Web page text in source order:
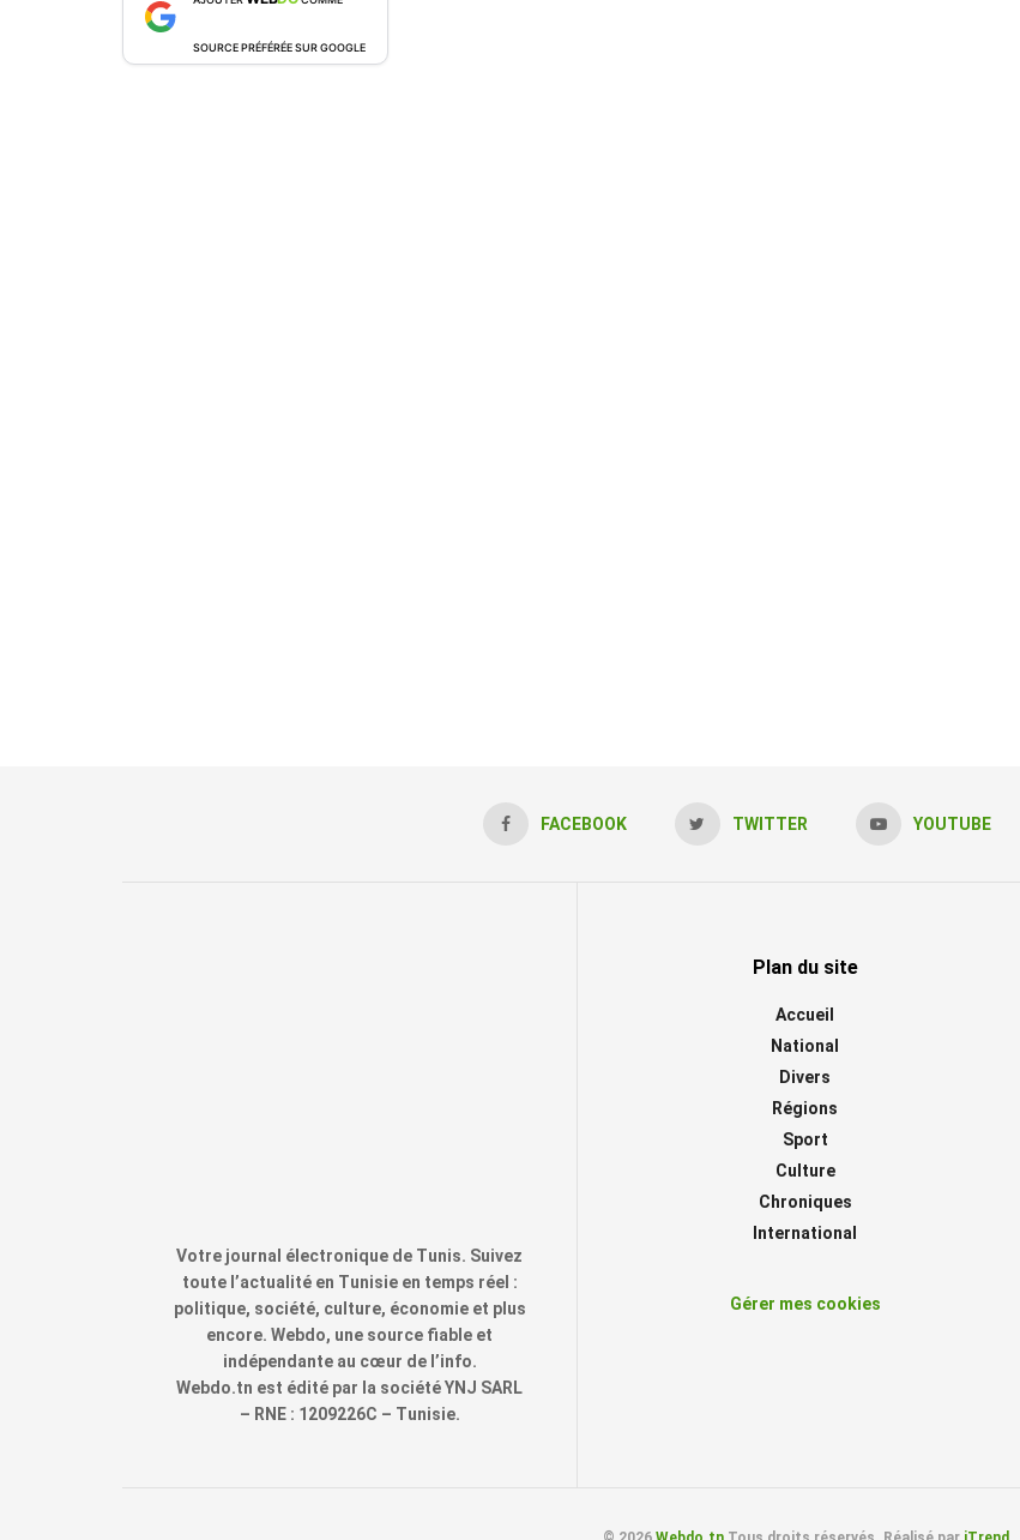
SOURCE PRÉFÉRÉE SUR GOOGLE
FACEBOOK TWITTER YOUTUBE
Votre journal électronique de Tunis. Suivez
toute l’actualité en Tunisie en temps réel :
politique, société, culture, économie et plus
encore. Webdo, une source fiable et
indépendante au cœur de l’info.
Webdo.tn est édité par la société YNJ SARL
– RNE : 1209226C – Tunisie.
Plan du site
Accueil
National
Divers
Régions
Sport
Culture
Chroniques
International
Gérer mes cookies